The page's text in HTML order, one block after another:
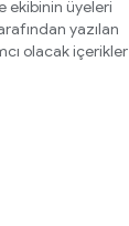
ekibinin üyeleri
yazılan
olacak içerikler